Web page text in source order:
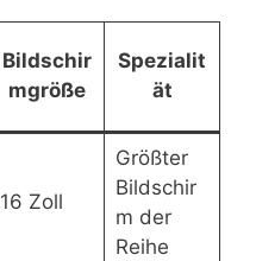
Bildschir
mgröße
Spezialit
ät
16 Zoll
Größter
Bildschir
m der
Reihe